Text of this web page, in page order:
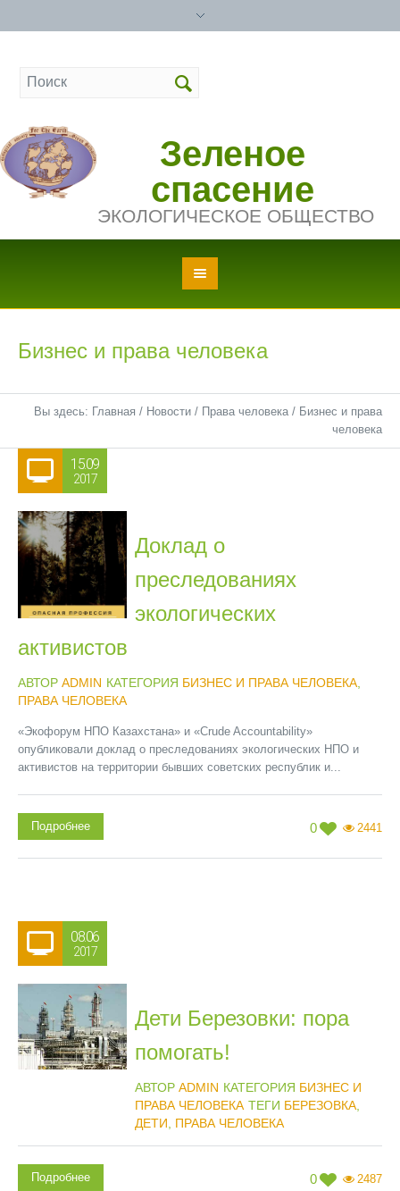
Зеленое
спасение
ЭКОЛОГИЧЕСКОЕ ОБЩЕСТВО
Бизнес и права человека
Вы здесь: Главная / Новости / Права человека / Бизнес и права
человека
15.09
2017
Доклад о
преследованиях
экологических
активистов
АВТОР ADMIN КАТЕГОРИЯ БИЗНЕС И ПРАВА ЧЕЛОВЕКА
ПРАВА ЧЕЛОВЕКА
«Экофорум НПО Казахстана» и «Crude Accountability»
опубликовали доклад о преследованиях экологических НПО и
активистов на территории бывших советских республик и...
0 2441
Подробнее
08.06
2017
Дети Березовки: пора
помогать!
АВТОР ADMIN КАТЕГОРИЯ БИЗНЕС И
ПРАВА ЧЕЛОВЕКА ТЕГИ БЕРЕЗОВКА,
ДЕТИ
ПРАВА ЧЕЛОВЕКА
0 2487
Подробнее